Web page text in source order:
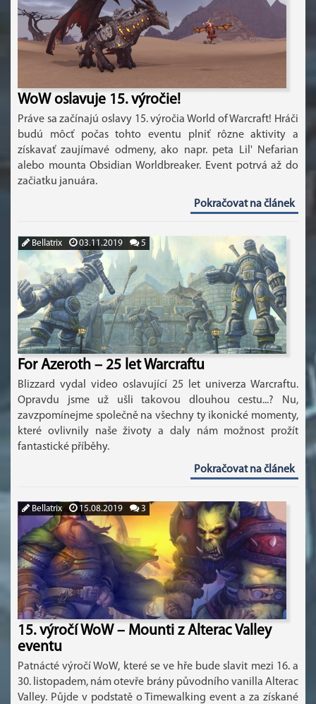
WoW oslavuje 15. výročie!
Práve sa začínajú oslavy 15. výročia World of Warcraft! Hráči
budú môcť počas tohto eventu plniť rôzne aktivity a
získavať zaujímavé odmeny, ako napr. peta Lil' Nefarian
alebo mounta Obsidian Worldbreaker. Event potrvá až do
začiatku januára.
Pokračovat na článek
Bellatrix 03.11.2019 5
For Azeroth – 25 let Warcraftu
Blizzard vydal video oslavující 25 let univerza Warcraftu.
Opravdu jsme už ušli takovou dlouhou cestu...? Nu,
zavzpomínejme společně na všechny ty ikonické momenty,
které ovlivnily naše životy a daly nám možnost prožít
fantastické příběhy.
Pokračovat na článek
Bellatrix 15.08.2019 3
15. výročí WoW – Mounti z Alterac Valley
eventu
Patnácté výročí WoW, které se ve hře bude slavit mezi 16. a
30. listopadem, nám otevře brány původního vanilla Alterac
Valley. Půjde v podstatě o Timewalking event a za získané